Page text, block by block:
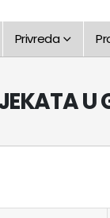
Privreda
U